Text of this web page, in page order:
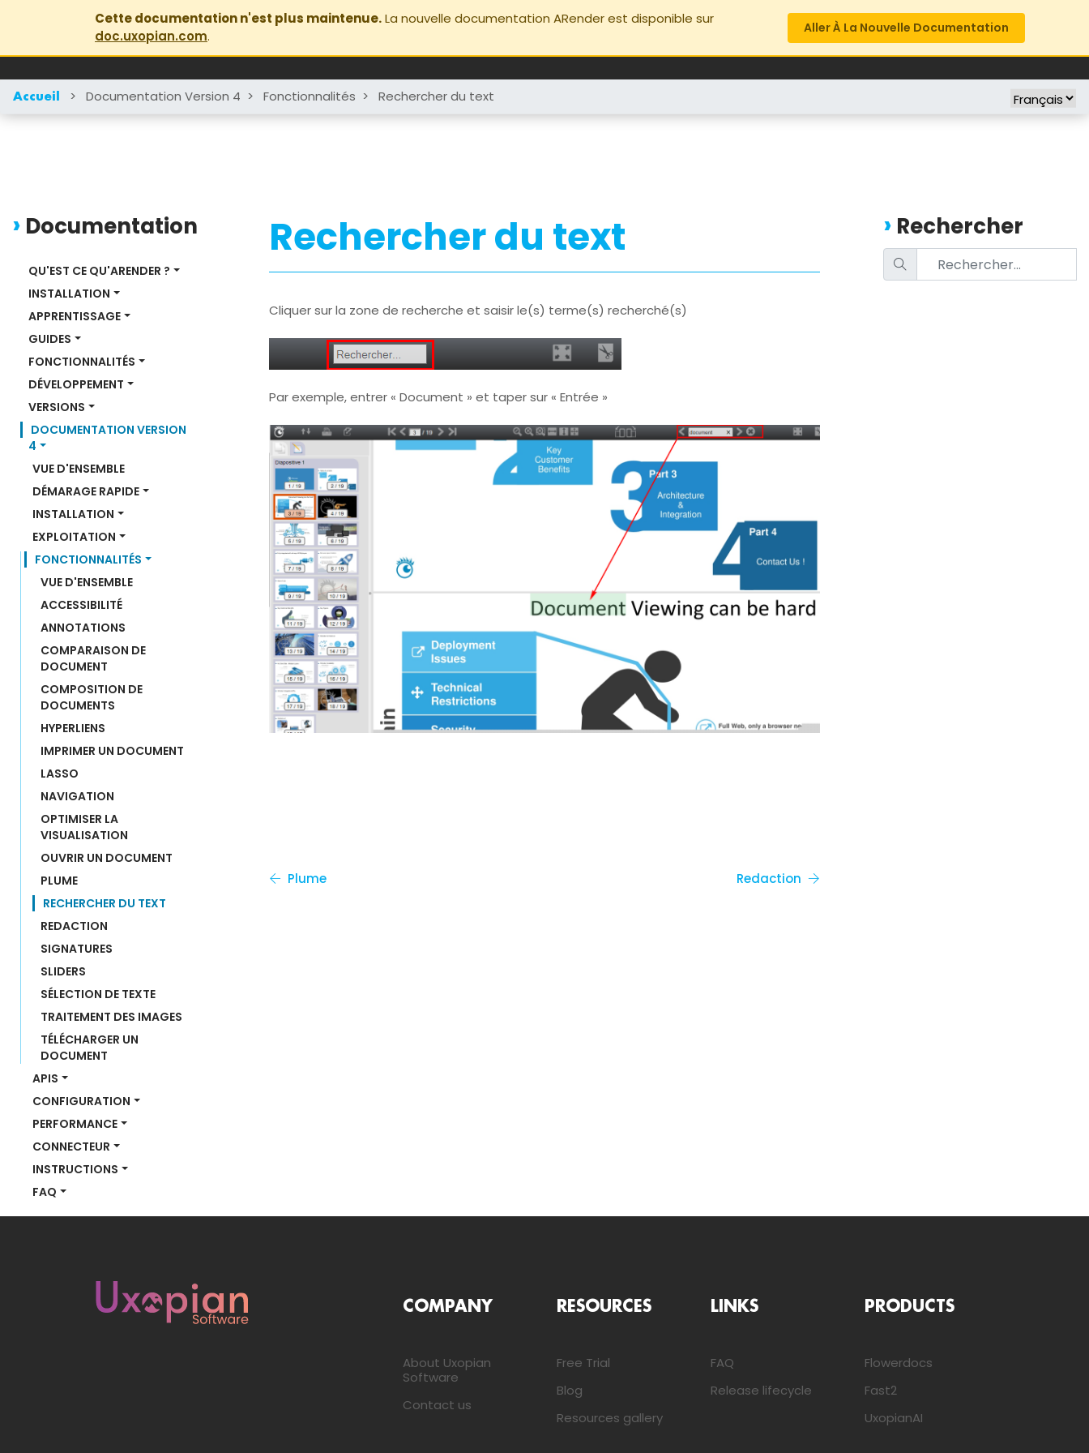
Cette documentation n'est plus maintenue.La nouvelle documentation ARender est disponible sur
doc.uxopian.com.
Aller À La Nouvelle Documentation
FREE TRIAL COMPANY
Accueil > Documentation Version 4 > Fonctionnalités > Rechercher du text
Documentation
QU'EST CE QU'ARENDER ?
INSTALLATION
APPRENTISSAGE
GUIDES
FONCTIONNALITÉS
DÉVELOPPEMENT
VERSIONS
DOCUMENTATION VERSION
4
VUE D'ENSEMBLE
DÉMARAGE RAPIDE
INSTALLATION
EXPLOITATION
FONCTIONNALITÉS
VUE D'ENSEMBLE
ACCESSIBILITÉ
ANNOTATIONS
COMPARAISON DE
DOCUMENT
COMPOSITION DE
DOCUMENTS
HYPERLIENS
IMPRIMER UN DOCUMENT
LASSO
NAVIGATION
OPTIMISER LA
VISUALISATION
OUVRIR UN DOCUMENT
PLUME
RECHERCHER DU TEXT
REDACTION
SIGNATURES
SLIDERS
SÉLECTION DE TEXTE
TRAITEMENT DES IMAGES
TÉLÉCHARGER UN
DOCUMENT
APIS
CONFIGURATION
PERFORMANCE
CONNECTEUR
INSTRUCTIONS
FAQ
Rechercher du text
Cliquer sur la zone de recherche et saisir le(s) terme(s) recherché(s)
Par exemple, entrer « Document » et taper sur « Entrée »
Plume Redaction
Rechercher
COMPANY
About Uxopian
Software
Contact us
RESOURCES
Free Trial
Blog
Resources gallery
LINKS
FAQ
Release lifecycle
PRODUCTS
Flowerdocs
Fast2
UxopianAI